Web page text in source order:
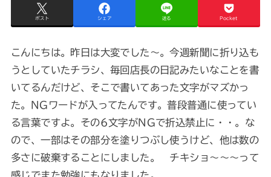
ポスト シェア 送る Pocket
こんにちは。昨日は大変でした～。今週新聞に折り込も
うとしていたチラシ、毎回店長の日記みたいなことを書
いてるんだけど、そこで書いてあった文字がマズかっ
た。NGワードが入ってたんです。普段普通に使ってい
る言葉ですよ。その6文字がNGで折込禁止に・・。な
ので、一部はその部分を塗りつぶし使うけど、他は数の
多さに破棄することにしました。 チキショ～～～って
感じでまた勉強にもなりました。